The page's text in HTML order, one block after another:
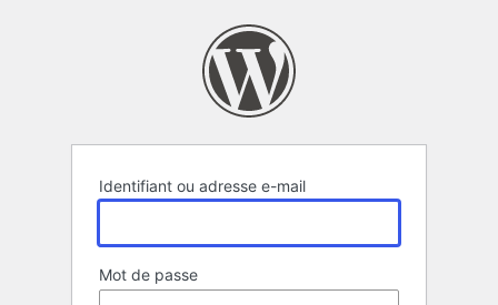
Identifiant ou adresse e-mail
Mot de passe